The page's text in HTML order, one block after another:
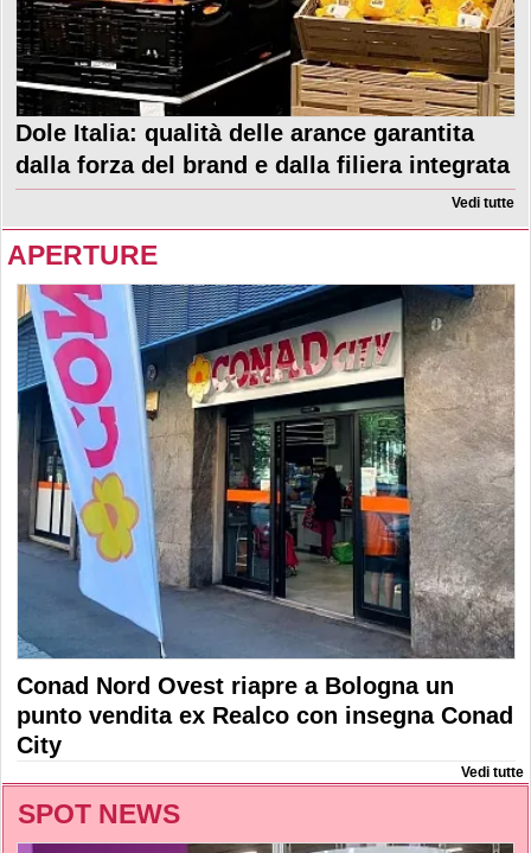
Dole Italia: qualità delle arance garantita
dalla forza del brand e dalla filiera integrata
Vedi tutte
APERTURE
Conad Nord Ovest riapre a Bologna un
punto vendita ex Realco con insegna Conad
City
Vedi tutte
SPOT NEWS